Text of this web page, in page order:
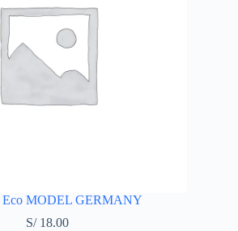
Eco MODEL GERMANY
S/18.00